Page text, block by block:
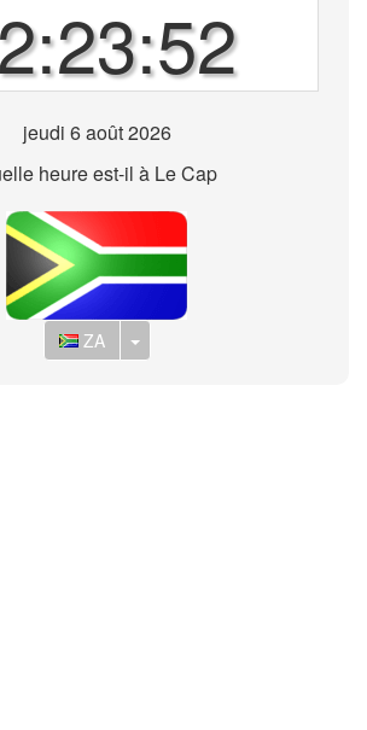
jeudi 6 août 2026
heure est-il à Le Cap
ZA Toggle Dropdown